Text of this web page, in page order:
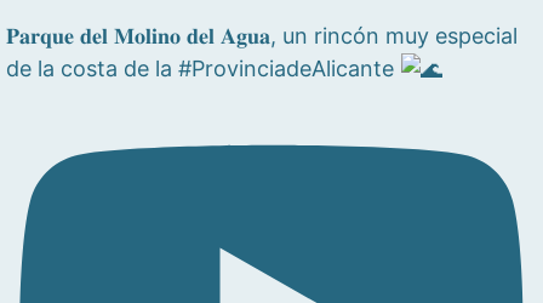
𝐏𝐚𝐫𝐪𝐮𝐞 𝐝𝐞𝐥 𝐌𝐨𝐥𝐢𝐧𝐨 𝐝𝐞𝐥 𝐀𝐠𝐮𝐚, un rincón muy especial
de la costa de la #ProvinciadeAlicante